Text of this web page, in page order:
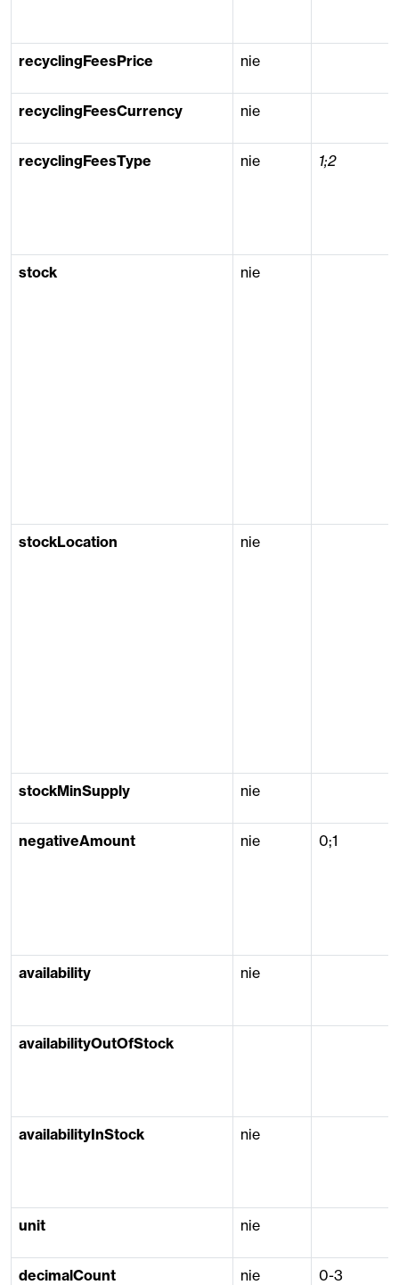
recyclingFeesPrice nie
recyclingFeesCurrency nie
recyclingFeesType nie 1;2
stock nie
stockLocation nie
stockMinSupply nie
negativeAmount nie 0;1
availability nie
availabilityOutOfStock
availabilityInStock nie
unit nie
decimalCount nie 0-3